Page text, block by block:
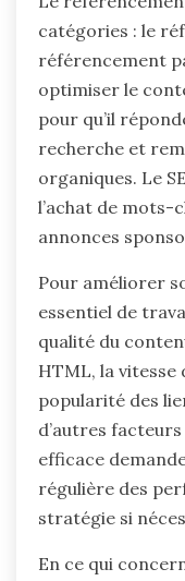
catégories : le
référencement
optimiser le
pour qu’il
recherche et
organiques. Le
l’achat de mots-
annonces
Pour améliorer
essentiel de
qualité du
HTML, la vitesse
popularité des
d’autres
efficace
régulière des
stratégie si
En ce qui